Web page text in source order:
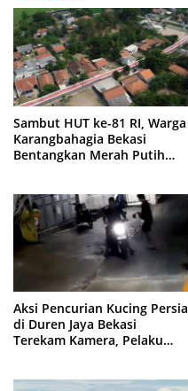
Sambut HUT ke-81 RI, Warga
Karangbahagia Bekasi
Bentangkan Merah Putih
Aksi Pencurian Kucing Persia
di Duren Jaya Bekasi
Terekam Kamera, Pelaku